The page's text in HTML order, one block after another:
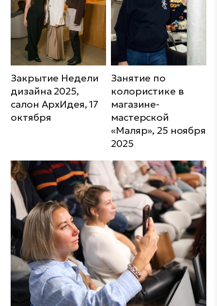
Закрытие Недели
дизайна 2025,
салон АрхИдея, 17
октября
Занятие по
колористике в
магазине-
мастерской
«Маляр», 25 ноября
2025